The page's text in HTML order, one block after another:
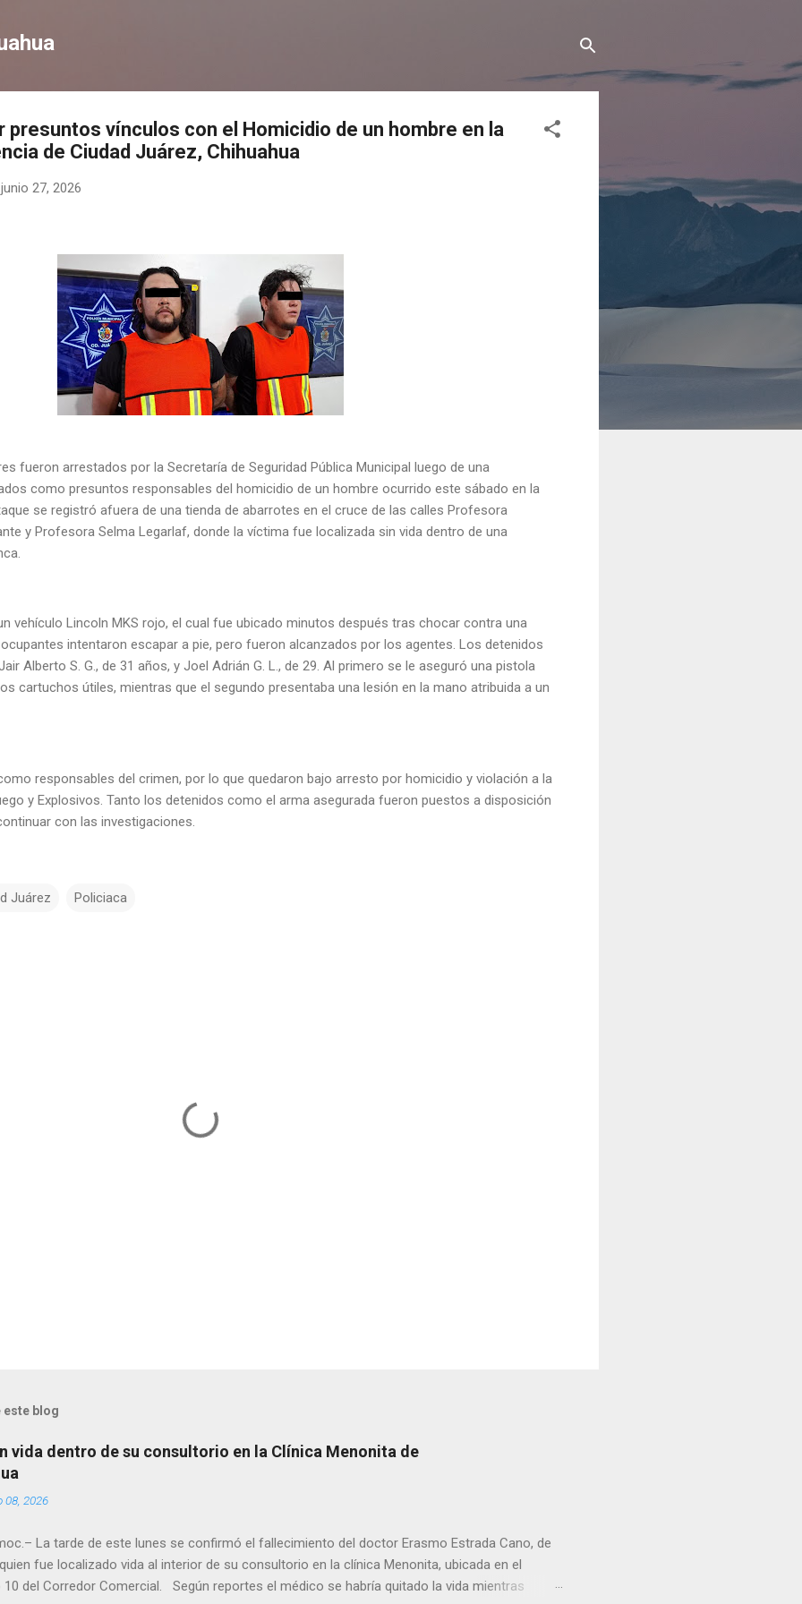
presuntos vínculos con el Homicidio de un hombre en la
de Ciudad Juárez, Chihuahua
junio 27, 2026
fueron arrestados por la Secretaría de Seguridad Pública Municipal luego de una
como presuntos responsables del homicidio de un hombre ocurrido este sábado en la
se registró afuera de una tienda de abarrotes en el cruce de las calles Profesora
y Profesora Selma Legarlaf, donde la víctima fue localizada sin vida dentro de una
vehículo Lincoln MKS rojo, el cual fue ubicado minutos después tras chocar contra una
intentaron escapar a pie, pero fueron alcanzados por los agentes. Los detenidos
Alberto S. G., de 31 años, y Joel Adrián G. L., de 29. Al primero se le aseguró una pistola
cartuchos útiles, mientras que el segundo presentaba una lesión en la mano atribuida a un
responsables del crimen, por lo que quedaron bajo arresto por homicidio y violación a la
y Explosivos. Tanto los detenidos como el arma asegurada fueron puestos a disposición
con las investigaciones.
Juárez Policiaca
este blog
vida dentro de su consultorio en la Clínica Menonita de
08, 2026
La tarde de este lunes se confirmó el fallecimiento del doctor Erasmo Estrada Cano, de
fue localizado vida al interior de su consultorio en la clínica Menonita, ubicada en el
del Corredor Comercial. Según reportes el médico se habría quitado la vida mientras